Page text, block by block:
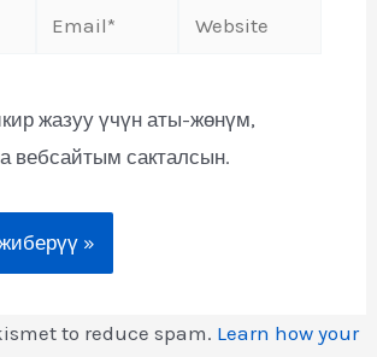
жазуу үчүн аты-жөнүм,
вебсайтым сакталсын.
to reduce spam. Learn how your